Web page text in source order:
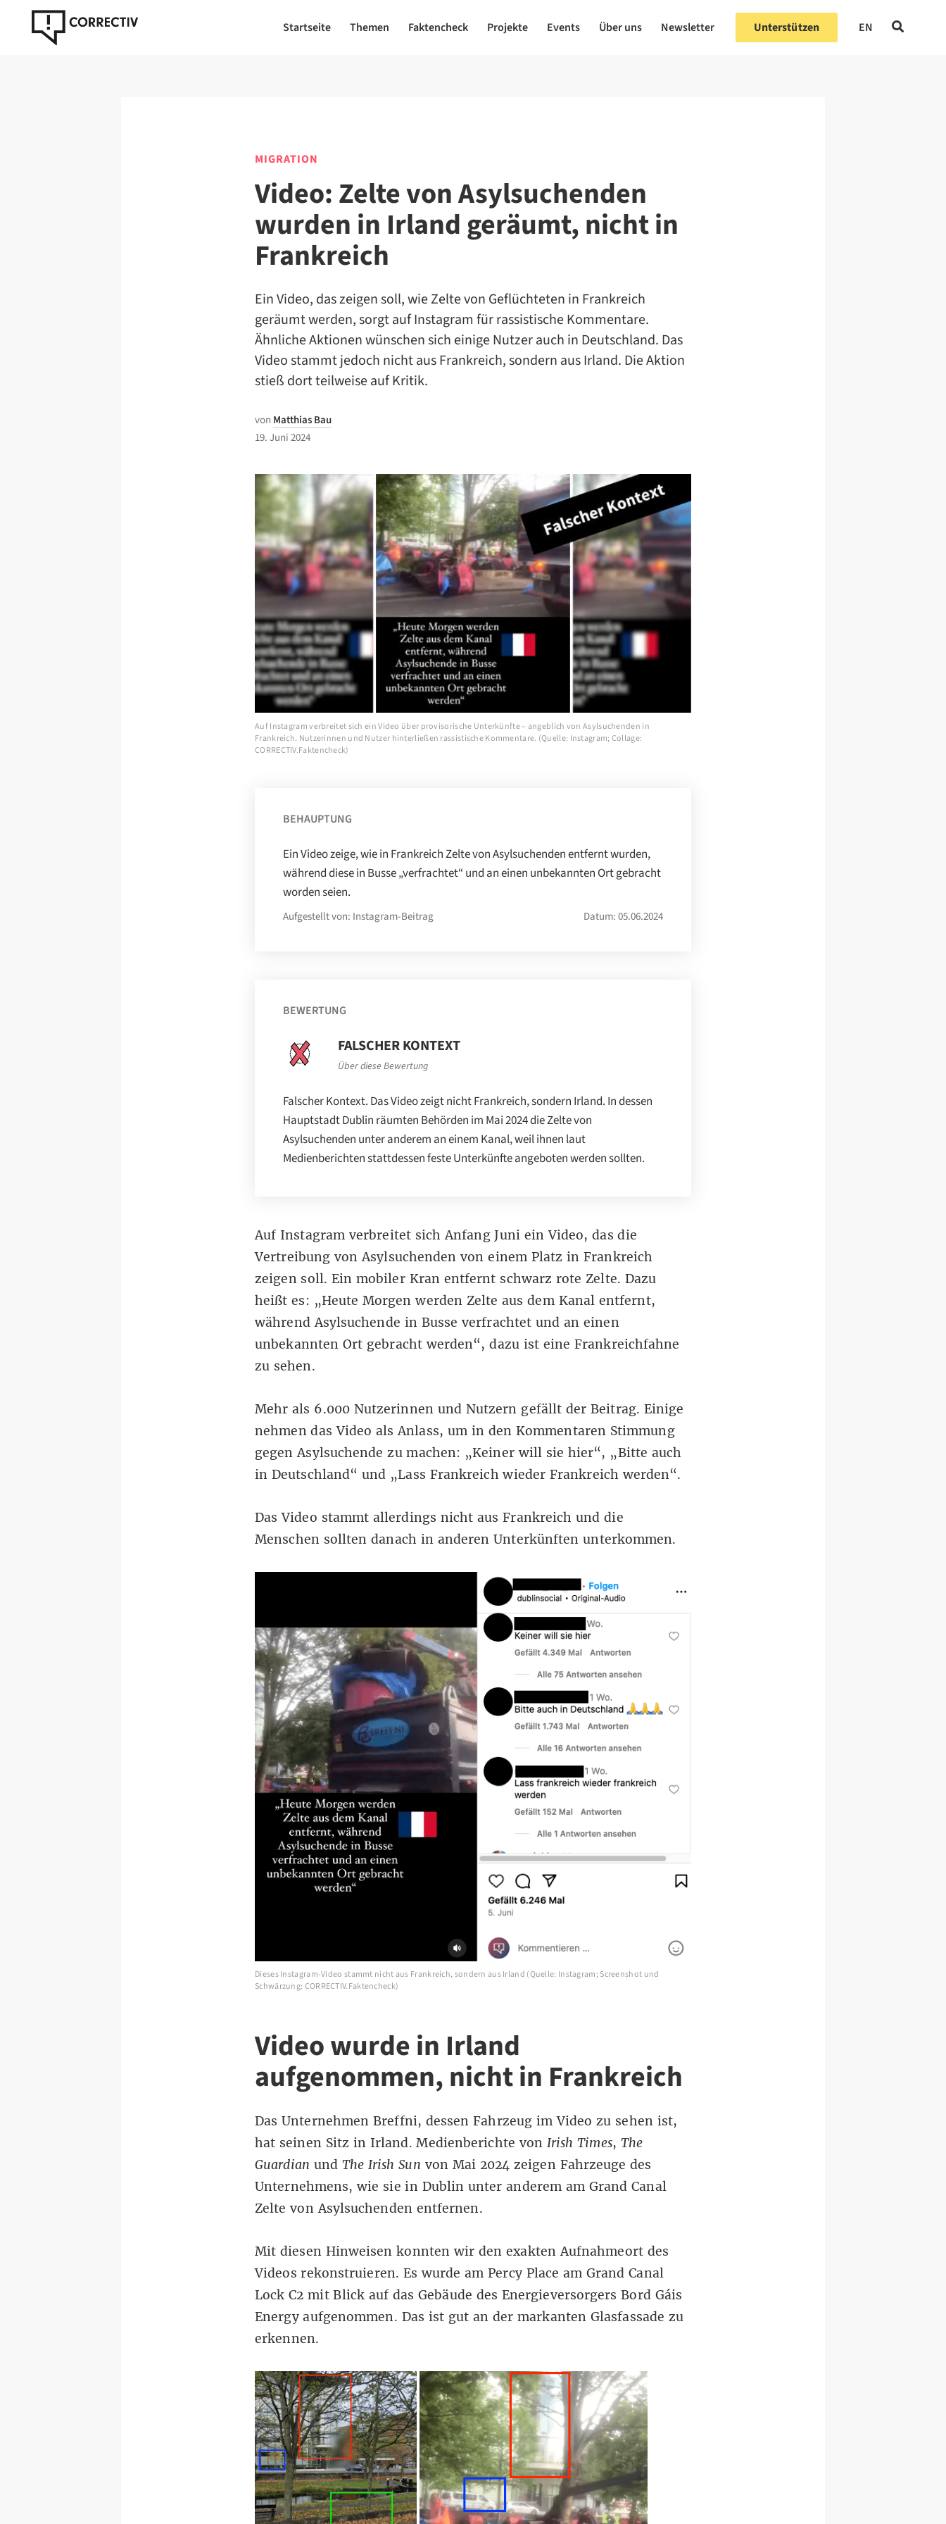
Startseite Themen Faktencheck Projekte Events Über uns Newsletter Unterstützen EN
MIGRATION
Video: Zelte von Asylsuchenden
wurden in Irland geräumt, nicht in
Frankreich
Ein Video, das zeigen soll, wie Zelte von Geflüchteten in Frankreich
geräumt werden, sorgt auf Instagram für rassistische Kommentare.
Ähnliche Aktionen wünschen sich einige Nutzer auch in Deutschland. Das
Video stammt jedoch nicht aus Frankreich, sondern aus Irland. Die Aktion
stieß dort teilweise auf Kritik.
von Matthias Bau
19. Juni 2024
Auf Instagram verbreitet sich ein Video über provisorische Unterkünfte – angeblich von Asylsuchenden in
Frankreich. Nutzerinnen und Nutzer hinterließen rassistische Kommentare. (Quelle: Instagram; Collage:
CORRECTIV.Faktencheck)
BEHAUPTUNG
Ein Video zeige, wie in Frankreich Zelte von Asylsuchenden entfernt wurden,
während diese in Busse „verfrachtet“ und an einen unbekannten Ort gebracht
worden seien.
Aufgestellt von: Instagram-Beitrag Datum: 05.06.2024
BEWERTUNG
FALSCHER KONTEXT
Über diese Bewertung
Falscher Kontext. Das Video zeigt nicht Frankreich, sondern Irland. In dessen
Hauptstadt Dublin räumten Behörden im Mai 2024 die Zelte von
Asylsuchenden unter anderem an einem Kanal, weil ihnen laut
Medienberichten stattdessen feste Unterkünfte angeboten werden sollten.
Auf Instagram verbreitet sich Anfang Juni ein Video, das die
Vertreibung von Asylsuchenden von einem Platz in Frankreich
zeigen soll. Ein mobiler Kran entfernt schwarz rote Zelte. Dazu
heißt es: „Heute Morgen werden Zelte aus dem Kanal entfernt,
während Asylsuchende in Busse verfrachtet und an einen
unbekannten Ort gebracht werden“, dazu ist eine Frankreichfahne
zu sehen.
Mehr als 6.000 Nutzerinnen und Nutzern gefällt der Beitrag. Einige
nehmen das Video als Anlass, um in den Kommentaren Stimmung
gegen Asylsuchende zu machen: „Keiner will sie hier“, „Bitte auch
in Deutschland“ und „Lass Frankreich wieder Frankreich werden“.
Das Video stammt allerdings nicht aus Frankreich und die
Menschen sollten danach in anderen Unterkünften unterkommen.
Dieses Instagram-Video stammt nicht aus Frankreich, sondern aus Irland (Quelle: Instagram; Screenshot und
Schwärzung: CORRECTIV.Faktencheck)
Video wurde in Irland
aufgenommen, nicht in Frankreich
Das Unternehmen Breffni, dessen Fahrzeug im Video zu sehen ist,
hat seinen Sitz in Irland. Medienberichte von Irish Times, The
Guardian und The Irish Sun von Mai 2024 zeigen Fahrzeuge des
Unternehmens, wie sie in Dublin unter anderem am Grand Canal
Zelte von Asylsuchenden entfernen.
Mit diesen Hinweisen konnten wir den exakten Aufnahmeort des
Videos rekonstruieren. Es wurde amPercy Place am Grand Canal
Lock C2mit Blick auf das Gebäude des Energieversorgers Bord Gáis
Energy aufgenommen. Das ist gut an der markanten Glasfassade zu
erkennen.